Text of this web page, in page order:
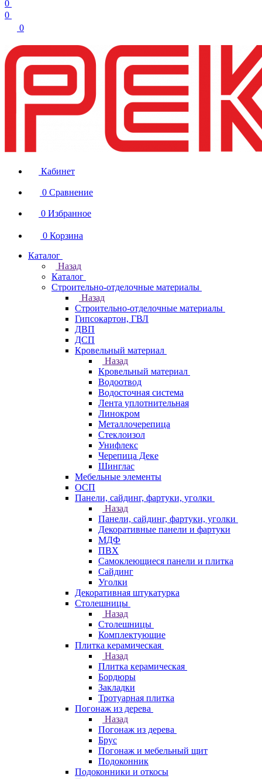
0
0
0
Кабинет
0 Сравнение
0 Избранное
0 Корзина
Каталог
Назад
Каталог
Строительно-отделочные материалы
Назад
Строительно-отделочные материалы
Гипсокартон, ГВЛ
ДВП
ДСП
Кровельный материал
Назад
Кровельный материал
Водоотвод
Водосточная система
Лента уплотнительная
Линокром
Металлочерепица
Стеклоизол
Унифлекс
Черепица Деке
Шинглас
Мебельные элементы
ОСП
Панели, сайдинг, фартуки, уголки
Назад
Панели, сайдинг, фартуки, уголки
Декоративные панели и фартуки
МДФ
ПВХ
Самоклеющиеся панели и плитка
Сайдинг
Уголки
Декоративная штукатурка
Столешницы
Назад
Столешницы
Комплектующие
Плитка керамическая
Назад
Плитка керамическая
Бордюры
Закладки
Тротуарная плитка
Погонаж из дерева
Назад
Погонаж из дерева
Брус
Погонаж и мебельный щит
Подоконник
Подоконники и откосы